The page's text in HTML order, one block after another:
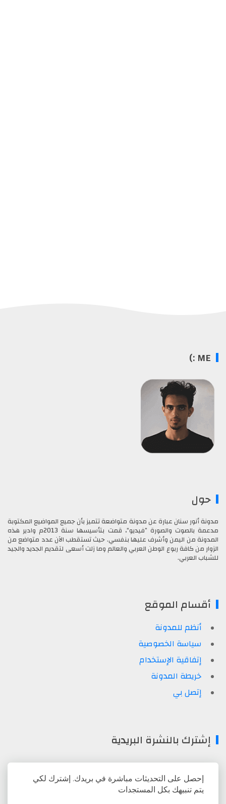
ME :)
حول
مدونة أنور سنان عبارة عن مدونة متواضعة تتميز بأن جميع المواضيع المكتوبة
مدعمة بالصوت والصورة ”فيديو“، قمت بتأسيسها سنة 2013م وادير هذه
المدونة من اليمن وأشرف عليها بنفسي. حيث تستقطب الآن عدد متواضع من
الزوار من كافة ربوع الوطن العربي والعالم وما زلت أسعى لتقديم الجديد والجيد
للشباب العربي.
أقسام الموقع
أنظم للمدونة
سياسة الخصوصية
إتفاقية الإستخدام
خريطة المدونة
إتصل بي
إشترك بالنشرة البريدية
إحصل على التحديثات مباشرة في بريدك. إشترك لكي
يتم تنبيهك بكل المستجدات